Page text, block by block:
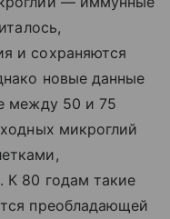
и сохраняются
новые данные
между 50 и 75
микроглий
К 80 годам такие
преобладающей